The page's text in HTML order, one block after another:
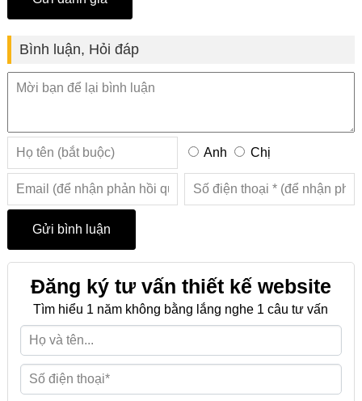
Bình luận, Hỏi đáp
Anh Chị
Đăng ký tư vấn thiết kế website
Tìm hiểu 1 năm không bằng lắng nghe 1 câu tư vấn